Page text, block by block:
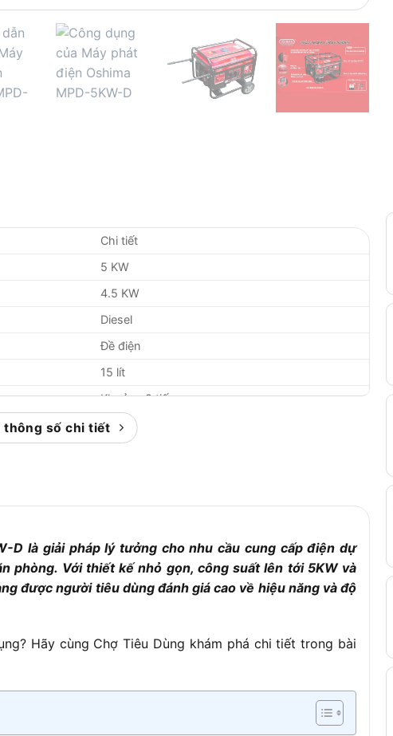
Chi tiết
5 KW
4.5 KW
Diesel
Đề điện
15 lít
Khoảng 8 tiếng
720 x 490 x 620 mm
thông số chi tiết
D là giải pháp lý tưởng cho nhu cầu cung cấp điện dự
phòng. Với thiết kế nhỏ gọn, công suất lên tới 5KW và
được người tiêu dùng đánh giá cao về hiệu năng và độ
Hãy cùng Chợ Tiêu Dùng khám phá chi tiết trong bài